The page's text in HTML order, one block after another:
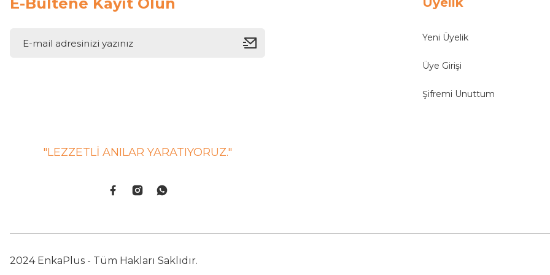
"LEZZETLİ ANILAR YARATIYORUZ."
Yeni Üyelik
Üye Girişi
Şifremi Unuttum
2024 EnkaPlus - Tüm Hakları Saklıdır.